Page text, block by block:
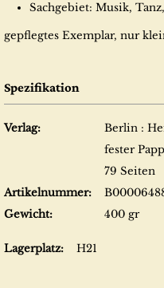
Sachgebiet: Musik,
gepflegtes Exemplar, nur
Spezifikation
Verlag:
Berlin :
fester
79 Seiten
Artikelnummer:
Gewicht:
400 gr
Lagerplatz: H21